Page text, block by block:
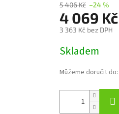
5 406 Kč –24 %
4 069 Kč
3 363 Kč bez DPH
cena:
Skladem
Můžeme doručit do: